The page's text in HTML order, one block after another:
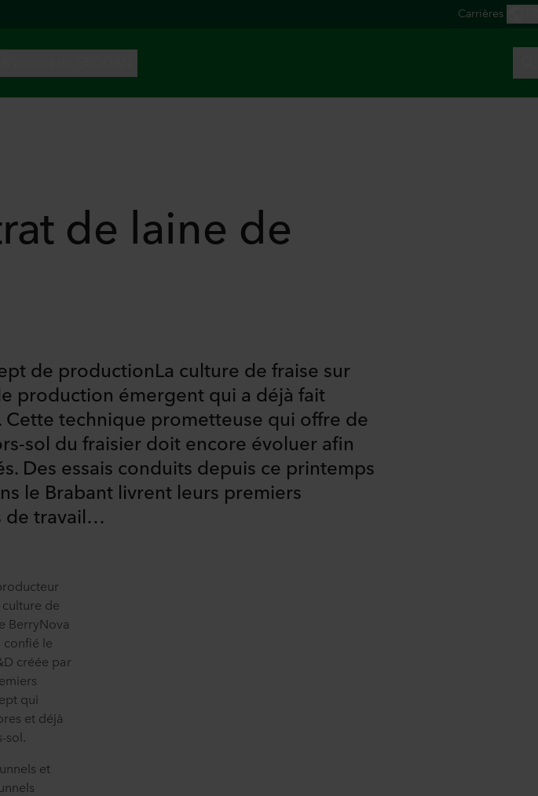
de laine de
de productionLa culture de fraise sur
production émergent qui a déjà fait
technique prometteuse qui offre de
sol du fraisier doit encore évoluer afin
Des essais conduits depuis ce printemps
le Brabant livrent leurs premiers
de travail…
de
BerryNova
confié le
créée par
qui
et déjà
sol.
et